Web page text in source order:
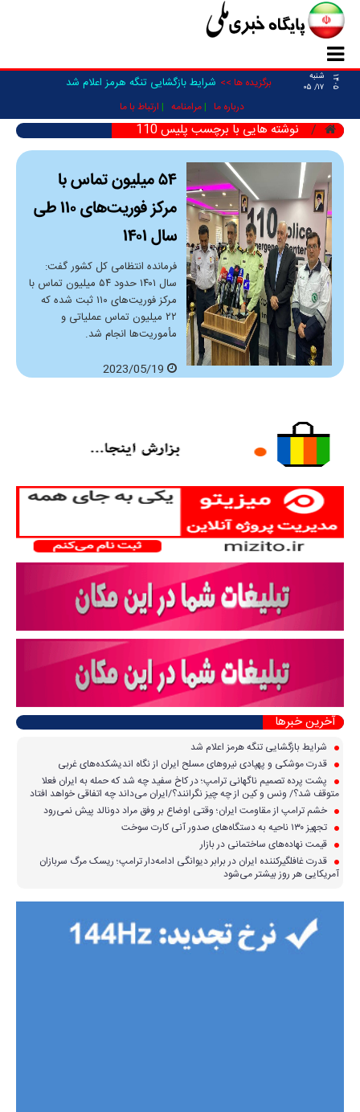
۱۴۰۵
شنبه
۱۷/ ۰۵
برگزیده ها >> شرایط بازگشایی تنگه هرمز اعلام شد
درباره ما مرامنامه ارتباط با ما
نوشته هایی با برچسب پلیس 110
۵۴ میلیون تماس با
مرکز فوریت‌های ۱۱۰ طی
سال ۱۴۰۱
فرمانده انتظامی کل کشور گفت:
سال ۱۴۰۱ حدود ۵۴ میلیون تماس با
مرکز فوریت‌های ۱۱۰ ثبت شده که
۲۲ میلیون تماس عملیاتی و
مأموریت‌ها انجام شد.
آخرین خبرها
شرایط بازگشایی تنگه هرمز اعلام شد
قدرت موشکی و پهپادی نیرو‌های مسلح ایران از نگاه اندیشکده‌های غربی
پشت پرده تصمیم ناگهانی ترامپ؛ در کاخ سفید چه شد که حمله به ایران فعلا
متوقف شد؟/ ونس و کین از چه چیز نگرانند؟/ایران می‌داند چه اتفاقی خواهد افتاد
خشم ترامپ از مقاومت ایران؛ وقتی اوضاع بر وفق مراد دونالد پیش نمی‌رود
تجهیز ۱۳۰ ناحیه به دستگاه‌های صدور آنی کارت سوخت
قیمت نهاده‌های ساختمانی در بازار
قدرت غافلگیرکننده ایران در برابر دیوانگی ادامه‌دار ترامپ؛ ریسک مرگ سربازان
آمریکایی هر روز بیشتر می‌شود